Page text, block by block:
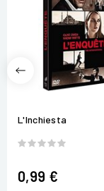
L'Inchiesta
0,99 €